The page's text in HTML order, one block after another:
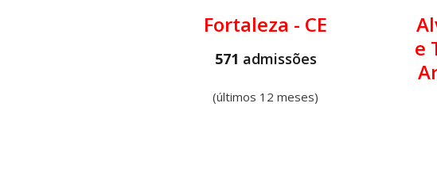
Fortaleza - CE
571 admissões
(últimos 12 meses)
e